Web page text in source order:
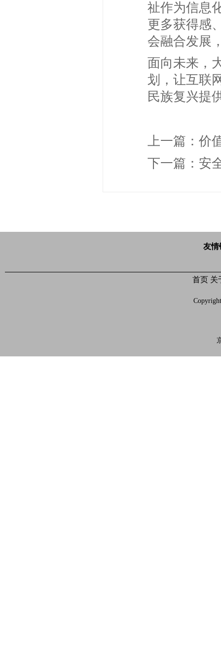
祉作为信息
更多获得感
会融合发展
面向未来，
划，让互联
民族复兴提
上一篇： 价
下一篇： 安
友情
首页 关